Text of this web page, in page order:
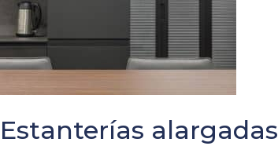
Estanterías alargadas